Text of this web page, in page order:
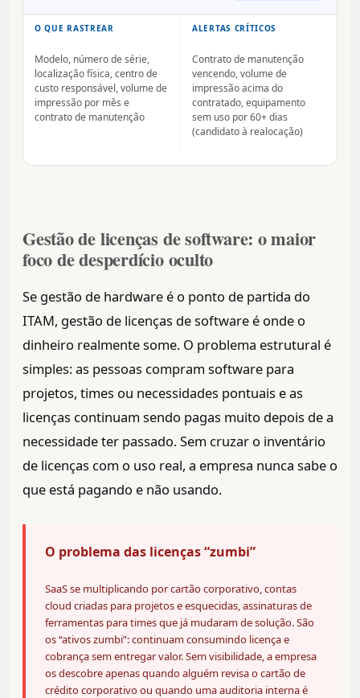
O QUE RASTREAR
Modelo, número de série,
localização física, centro de
custo responsável, volume de
impressão por mês e
contrato de manutenção
ALERTAS CRÍTICOS
Contrato de manutenção
vencendo, volume de
impressão acima do
contratado, equipamento
sem uso por 60+ dias
(candidato à realocação)
Gestão de licenças de software: o maior
foco de desperdício oculto
Se gestão de hardware é o ponto de partida do
ITAM, gestão de licenças de software é onde o
dinheiro realmente some. O problema estrutural é
simples: as pessoas compram software para
projetos, times ou necessidades pontuais e as
licenças continuam sendo pagas muito depois de a
necessidade ter passado. Sem cruzar o inventário
de licenças com o uso real, a empresa nunca sabe o
que está pagando e não usando.
O problema das licenças “zumbi”
SaaS se multiplicando por cartão corporativo, contas
cloud criadas para projetos e esquecidas, assinaturas de
ferramentas para times que já mudaram de solução. São
os “ativos zumbi”: continuam consumindo licença e
cobrança sem entregar valor. Sem visibilidade, a empresa
os descobre apenas quando alguém revisa o cartão de
crédito corporativo ou quando uma auditoria interna é